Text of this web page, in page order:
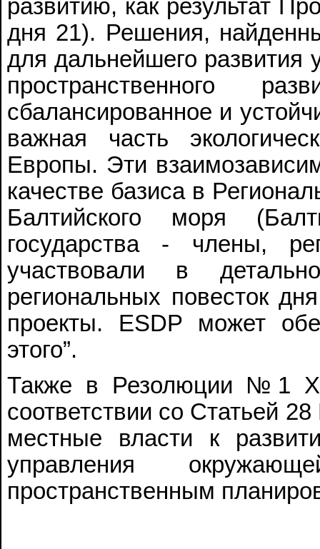
развитию, как результат
дня 21). Решения,
для дальнейшего развития
сбалансированное и
важная часть
Европы. Эти
качестве базиса в
Балтийского моря
государства - члены,
участвовали в
региональных повесток
проекты. ESDP может
этого”.
Также в Резолюции №1
соответствии со Статьей
местные власти к
управления
пространственным